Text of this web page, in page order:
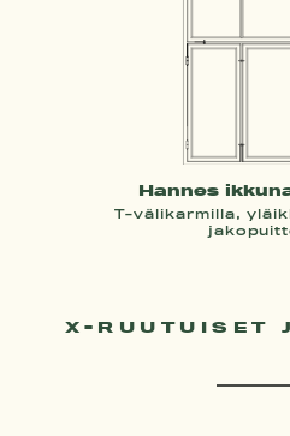
Hannes
T-välikarmilla,
X-RUUTUISET